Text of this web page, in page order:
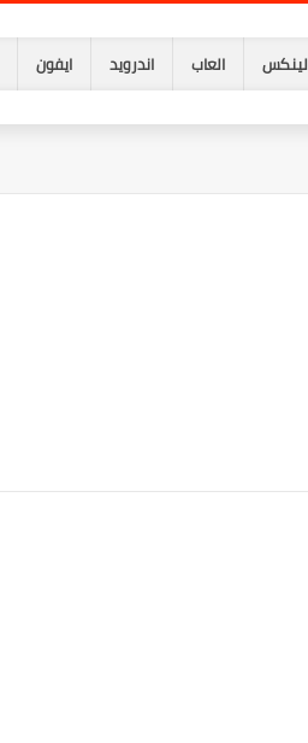
لينكس العاب اندرويد ايفون